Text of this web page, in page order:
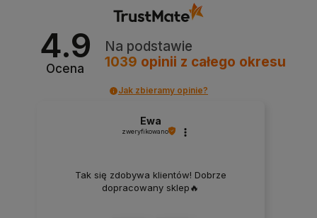
4.9
Ocena
Na podstawie
1039 opinii z całego okresu
Jak zbieramy opinie?
Ewa
zweryfikowano
Tak się zdobywa klientów! Dobrze
dopracowany sklep🔥